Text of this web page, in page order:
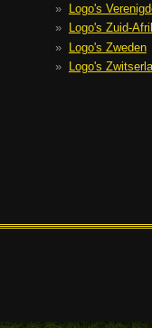
Logo's
Logo's Zuid-
Logo's Zweden
Logo's